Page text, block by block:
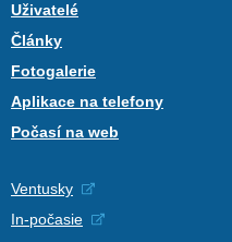
Uživatelé
Články
Fotogalerie
Aplikace na telefony
Počasí na web
Ventusky
In-počasie